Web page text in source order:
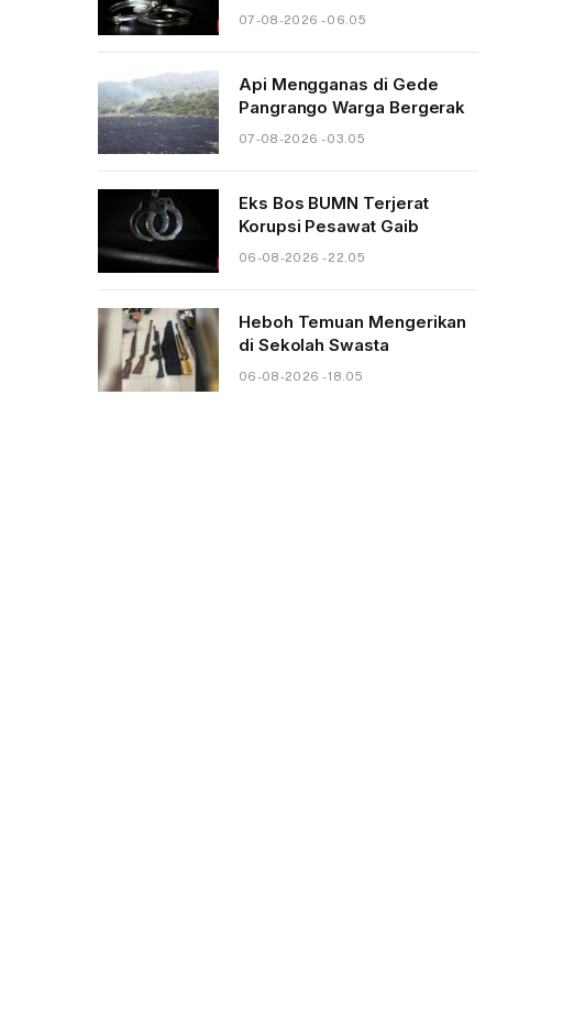
07-08-2026 - 06.05
Api Mengganas di Gede
Pangrango Warga Bergerak
07-08-2026 - 03.05
Eks Bos BUMN Terjerat
Korupsi Pesawat Gaib
06-08-2026 - 22.05
Heboh Temuan Mengerikan
di Sekolah Swasta
06-08-2026 - 18.05